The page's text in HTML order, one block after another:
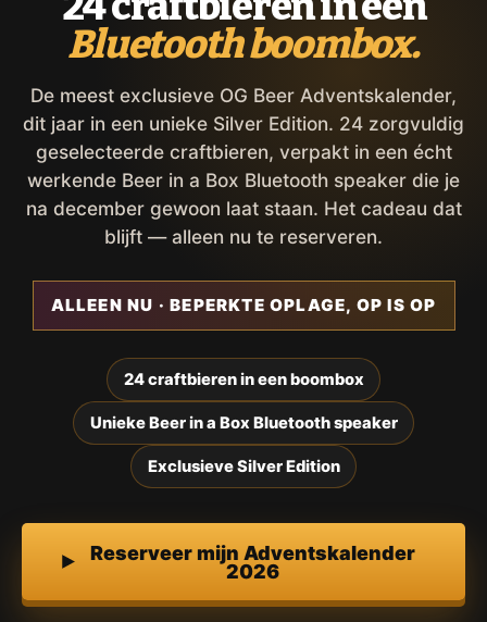
Bluetooth boombox.
De meest exclusieve OG Beer Adventskalender,
dit jaar in een unieke Silver Edition. 24 zorgvuldig
geselecteerde craftbieren, verpakt in een écht
werkende Beer in a Box Bluetooth speaker die je
na december gewoon laat staan. Het cadeau dat
blijft — alleen nu te reserveren.
ALLEEN NU · BEPERKTE OPLAGE, OP IS OP
24 craftbieren in een boombox
Unieke Beer in a Box Bluetooth speaker
Exclusieve Silver Edition
Reserveer mijn Adventskalender
2026